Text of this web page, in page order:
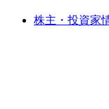
株主・投資家